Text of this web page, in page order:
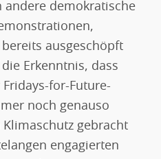
demokratische
ausgeschöpft
Erkenntnis, dass
for-Future-
noch genauso
gebracht
engagierten